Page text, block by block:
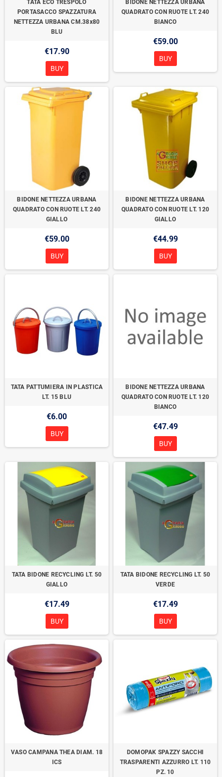
TATA ECO TRESPOLO
PORTASACCO SPAZZATURA
NETTEZZA URBANA CM.38x80
BLU
€17.90
BUY
BIDONE NETTEZZA URBANA
QUADRATO CON RUOTE LT. 240
BIANCO
€59.00
BUY
BIDONE NETTEZZA URBANA
QUADRATO CON RUOTE LT. 240
GIALLO
€59.00
BUY
BIDONE NETTEZZA URBANA
QUADRATO CON RUOTE LT. 120
GIALLO
€44.99
BUY
TATA PATTUMIERA IN PLASTICA
LT. 15 BLU
€6.00
BUY
BIDONE NETTEZZA URBANA
QUADRATO CON RUOTE LT. 120
BIANCO
€47.49
BUY
TATA BIDONE RECYCLING LT. 50
GIALLO
€17.49
BUY
TATA BIDONE RECYCLING LT. 50
VERDE
€17.49
BUY
VASO CAMPANA THEA DIAM. 18
ICS
DOMOPAK SPAZZY SACCHI
TRASPARENTI AZZURRO LT. 110
PZ. 10